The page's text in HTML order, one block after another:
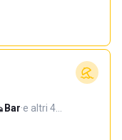
Bar·e altri 4…